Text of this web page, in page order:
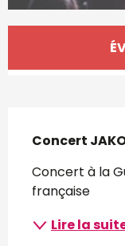
Concert JAKO
Concert à la
française
Lire la